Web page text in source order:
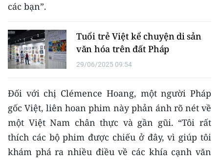
các bạn”.
Tuổi trẻ Việt kể chuyện di sản
văn hóa trên đất Pháp
29/06/2025 09:54
Đối với chị Clémence Hoang, một người Pháp
gốc Việt, liên hoan phim này phản ánh rõ nét về
một Việt Nam chân thực và gần gũi. “Tôi rất
thích các bộ phim được chiếu ở đây, vì giúp tôi
khám phá ra nhiều điều về các khía cạnh văn